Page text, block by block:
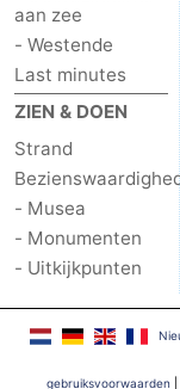
aan zee
- Westende
Last minutes
ZIEN & DOEN
Strand
- Musea
- Monumenten
- Uitkijkpunten
gebruiksvoorwaarden